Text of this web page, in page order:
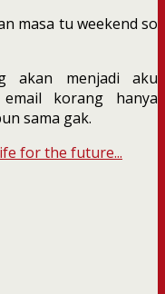
masa tu weekend so
akan menjadi aku
email korang hanya
sama gak.
for the future...